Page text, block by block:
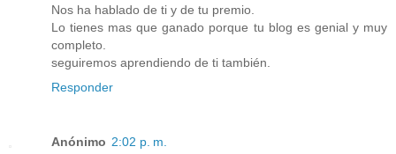
Nos ha hablado de ti y de tu premio.
Lo tienes mas que ganado porque tu blog es genial y muy
completo.
seguiremos aprendiendo de ti también.
Responder
Anónimo 2:02 p. m.